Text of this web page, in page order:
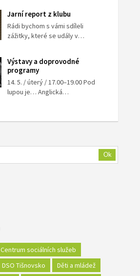
Jarní report z klubu
Rádi bychom s vámi sdíleli
zážitky, které se udály v…
Výstavy a doprovodné
programy
14. 5. / úterý / 17.00–19.00 Pod
lupou je… Anglická…
Ok
Centrum sociálních služeb
DSO Tišnovsko
Děti a mládež